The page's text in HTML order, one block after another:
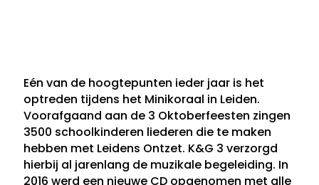
Eén van de hoogtepunten ieder jaar is het
optreden tijdens het Minikoraal in Leiden.
Voorafgaand aan de 3 Oktoberfeesten zingen
3500 schoolkinderen liederen die te maken
hebben met Leidens Ontzet. K&G 3 verzorgd
hierbij al jarenlang de muzikale begeleiding. In
2016 werd een nieuwe CD opgenomen met alle